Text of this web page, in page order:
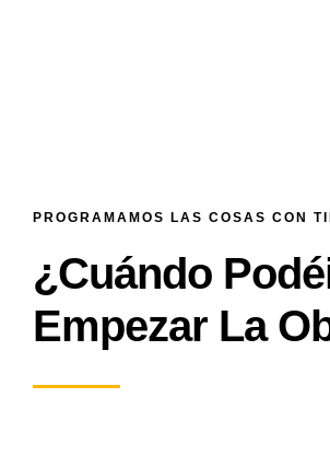
PROGRAMAMOS LAS COSAS CON
¿Cuándo
Empezar La